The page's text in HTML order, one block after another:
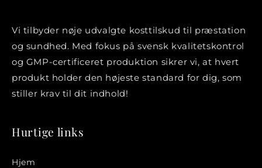
Vi tilbyder nøje udvalgte kosttilskud til præstation
og sundhed. Med fokus på svensk kvalitetskontrol
og GMP-certificeret produktion sikrer vi, at hvert
produkt holder den højeste standard for dig, som
stiller krav til dit indhold!
Hurtige links
Hjem